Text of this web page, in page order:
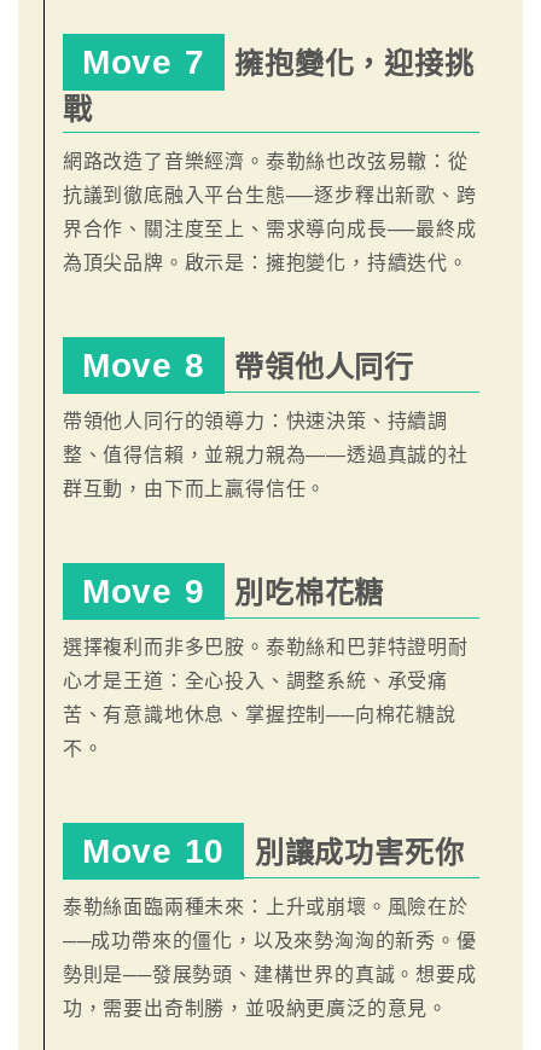
Move 7
擁抱變化，迎接挑
戰
網路改造了音樂經濟。泰勒絲也改弦易轍：從
抗議到徹底融入平台生態──逐步釋出新歌、跨
界合作、關注度至上、需求導向成長──最終成
為頂尖品牌。啟示是：擁抱變化，持續迭代。
Move 8 帶領他人同行
帶領他人同行的領導力：快速決策、持續調
整、值得信賴，並親力親為——透過真誠的社
群互動，由下而上贏得信任。
Move 9 別吃棉花糖
選擇複利而非多巴胺。泰勒絲和巴菲特證明耐
心才是王道：全心投入、調整系統、承受痛
苦、有意識地休息、掌握控制──向棉花糖說
不。
Move 10 別讓成功害死你
泰勒絲面臨兩種未來：上升或崩壞。風險在於
──成功帶來的僵化，以及來勢洶洶的新秀。優
勢則是──發展勢頭、建構世界的真誠。想要成
功，需要出奇制勝，並吸納更廣泛的意見。